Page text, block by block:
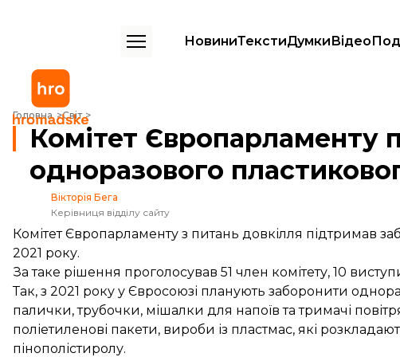
НовиниТекстиДумкиВідео
Головна Світ
Комітет Європарламенту підтримав заборону одноразового пластикового
Комітет Європарламенту
одноразового
Вікторія Бега
Керівниця відділу сайту
Комітет Європарламенту з питань довкілля підтримав
2021 року.
За таке рішення проголосував 51 член комітету, 10
Так, з 2021 року у Євросоюзі планують заборонити
палички, трубочки, мішалки для напоїв та тримачі
поліетиленові пакети, вироби із пластмас, які
пінополістиролу.